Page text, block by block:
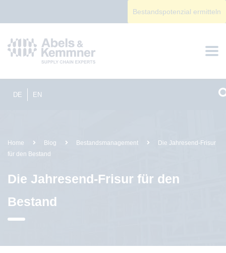
DE EN
Bestandspotenzial ermitteln
Home Blog Bestandsmanagement
Die Jahresend-Frisur
für den Bestand
Die Jahresend-Frisur für den
Bestand